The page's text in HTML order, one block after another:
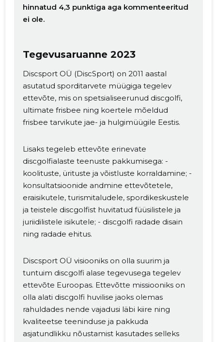
hinnatud 4,3 punktiga aga kommenteeritud
ei ole.
Tegevusaruanne 2023
Discsport OÜ (DiscSport) on 2011 aastal
asutatud sporditarvete müügiga tegelev
ettevõte, mis on spetsialiseerunud discgolfi,
ultimate frisbee ning koertele mõeldud
frisbee tarvikute jae- ja hulgimüügile Eestis.
Lisaks tegeleb ettevõte erinevate
discgolfialaste teenuste pakkumisega: -
koolituste, ürituste ja võistluste korraldamine; -
konsultatsioonide andmine ettevõtetele,
eraisikutele, turismitaludele, spordikeskustele
ja teistele discgolfist huvitatud füüsilistele ja
juriidilistele isikutele; - discgolfi radade disain
ning radade ehitus.
Discsport OÜ visiooniks on olla suurim ja
tuntuim discgolfi alase tegevusega tegelev
ettevõte Euroopas. Ettevõtte missiooniks on
olla alati discgolfi huvilise jaoks olemas
rahuldades nende vajadusi läbi kiire ning
kvaliteetse teeninduse ja pakkuda
asjatundlikku nõustamist kasutades selleks